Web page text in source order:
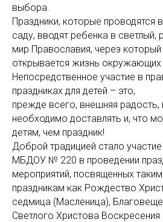
выбора.
Праздники, которые проводятся
саду, вводят ребенка в светлый,
мир Православия, через
открывается жизнь
Непосредственное участие в
праздниках для детей – это,
прежде всего, внешняя
необходимо доставлять и, что
детям, чем праздник!
Доброй традицией стало
МБДОУ № 220 в проведении
мероприятий, посвященных
праздникам как Рождество
седмица (Масленица),
Светлого Христова